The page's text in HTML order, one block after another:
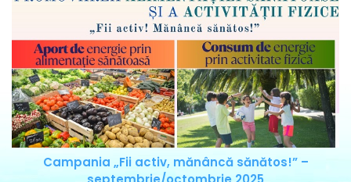
Campania „Fii activ, mănâncă sănătos!” –